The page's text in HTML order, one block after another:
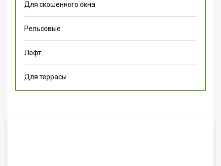
Для скошенного окна
Рельсовые
Лофт
Для террасы